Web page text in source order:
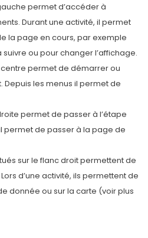
permet d’accéder à
Durant une activité, il permet
la page en cours, par exemple
ou pour changer l’affichage.
centre permet de démarrer ou
les menus il permet de
permet de passer à l’étape
permet de passer à la page de
sur le flanc droit permettent de
d’une activité, ils permettent de
donnée ou sur la carte (voir plus